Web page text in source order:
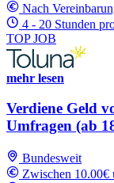
Nach
4 - 20 Stunden
TOP JOB
mehr lesen
Verdiene Geld
Umfragen (ab
Bundesweit
Zwischen 10.00€